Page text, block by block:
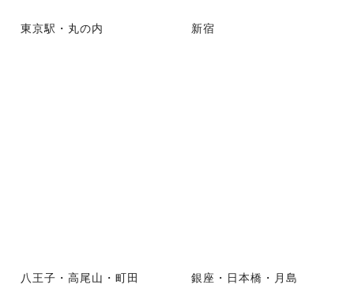
東京駅・丸の内 新宿
八王子・高尾山・町田 銀座・日本橋・月島